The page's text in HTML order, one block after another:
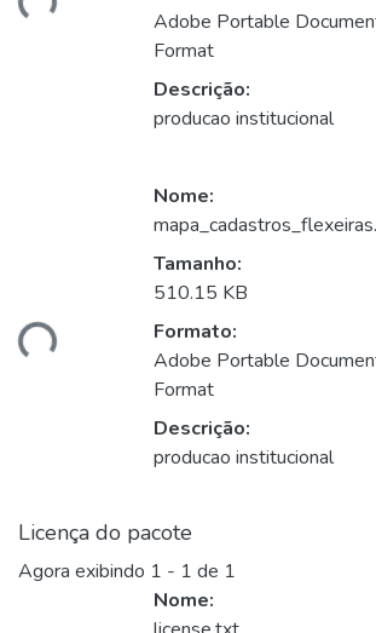
Adobe Portable
Format
Descrição:
producao institucional
Nome:
Tamanho:
510.15 KB
Formato:
Adobe Portable
Format
Descrição:
producao institucional
Licença do pacote
Agora exibindo 1 - 1 de 1
Nome: